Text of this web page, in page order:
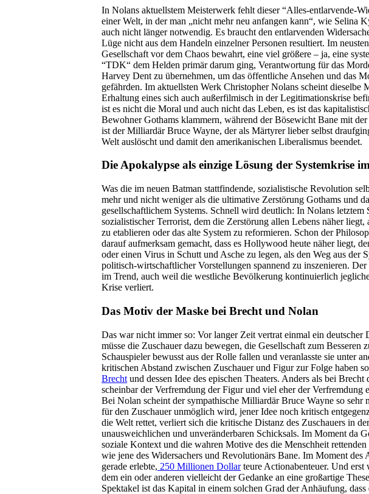
In Nolans aktuellstem Meisterwerk fehlt dieser “Alles-entlarvende-
einer Welt, in der man „nicht mehr neu anfangen kann“, wie Selina
auch nicht länger notwendig. Es braucht den entlarvenden
Lüge nicht aus dem Handeln einzelner Personen resultiert. Im
Gesellschaft vor dem Chaos bewahrt, eine viel größere – ja, eine
“TDK“ dem Helden primär darum ging, Verantwortung für das
Harvey Dent zu übernehmen, um das öffentliche Ansehen und das
gefährden. Im aktuellsten Werk Christopher Nolans scheint dieselbe
Erhaltung eines sich auch außerfilmisch in der Legitimationskrise
ist es nicht die Moral und auch nicht das Leben, es ist das
Bewohner Gothams klammern, während der Bösewicht Bane mit
ist der Milliardär Bruce Wayne, der als Märtyrer lieber selbst
Welt auslöscht und damit den amerikanischen Liberalismus beendet.
Die Apokalypse als einzige Lösung der Systemkrise
Was die im neuen Batman stattfindende, sozialistische Revolution
mehr und nicht weniger als die ultimative Zerstörung Gothams und
gesellschaftlichem Systems. Schnell wird deutlich: In Nolans
sozialistischer Terrorist, dem die Zerstörung allen Lebens näher
zu etablieren oder das alte System zu reformieren. Schon der
darauf aufmerksam gemacht, dass es Hollywood heute näher liegt,
oder einen Virus in Schutt und Asche zu legen, als den Weg aus der
politisch-wirtschaftlicher Vorstellungen spannend zu inszenieren.
im Trend, auch weil die westliche Bevölkerung kontinuierlich
Krise verliert.
Das Motiv der Maske bei Brecht und Nolan
Das war nicht immer so: Vor langer Zeit vertrat einmal ein deutscher
müsse die Zuschauer dazu bewegen, die Gesellschaft zum Besseren
Schauspieler bewusst aus der Rolle fallen und veranlasste sie unter
kritischen Abstand zwischen Zuschauer und Figur zur Folge haben
Brecht und dessen Idee des epischen Theaters. Anders als bei
scheinbar der Verfremdung der Figur und viel eher der
Bei Nolan scheint der sympathische Milliardär Bruce Wayne so sehr
für den Zuschauer unmöglich wird, jener Idee noch kritisch
die Welt rettet, verliert sich die kritische Distanz des Zuschauers in
unausweichlichen und unveränderbaren Schicksals. Im Moment da
soziale Kontext und die wahren Motive des die Menschheit
wie jene des Widersachers und Revolutionärs Bane. Im Moment des
gerade erlebte, 250 Millionen Dollarteure Actionabenteuer. Und
dem ein oder anderen vielleicht der Gedanke an eine großartige
Spektakel ist das Kapital in einem solchen Grad der Anhäufung,